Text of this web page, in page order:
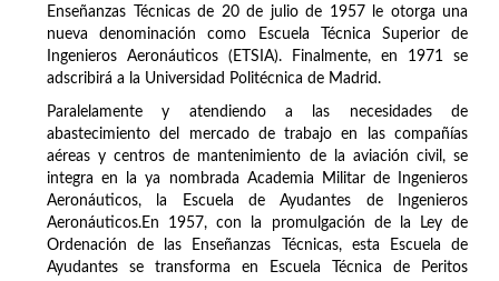
Enseñanzas Técnicas de 20 de julio de 1957 le otorga una
nueva denominación como Escuela Técnica Superior de
Ingenieros Aeronáuticos (ETSIA). Finalmente, en 1971 se
adscribirá a la Universidad Politécnica de Madrid.
Paralelamente y atendiendo a las necesidades de
abastecimiento del mercado de trabajo en las compañías
aéreas y centros de mantenimiento de la aviación civil, se
integra en la ya nombrada Academia Militar de Ingenieros
Aeronáuticos, la Escuela de Ayudantes de Ingenieros
Aeronáuticos.En 1957, con la promulgación de la Ley de
Ordenación de las Enseñanzas Técnicas, esta Escuela de
Ayudantes se transforma en Escuela Técnica de Peritos